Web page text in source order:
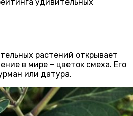
растений открывает
в мире – цветок смеха. Его
или датура.